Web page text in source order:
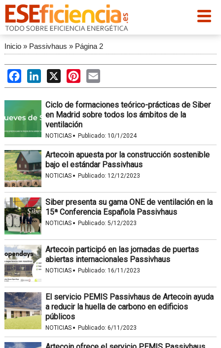
Inicio» Passivhaus » Página 2
FacebookLinkedIn
X PinterestEmail
Ciclo de formaciones teórico-prácticas de Siber
en Madrid sobre todos los ámbitos de la
ventilación
NOTICIAS · Publicado: 10/1/2024
Artecoin apuesta por la construcción sostenible
bajo el estándar Passivhaus
NOTICIAS · Publicado: 12/12/2023
Siber presenta su gama ONE de ventilación en la
15ª Conferencia Española Passivhaus
NOTICIAS · Publicado: 5/12/2023
Artecoin participó en las jornadas de puertas
abiertas internacionales Passivhaus
NOTICIAS · Publicado: 16/11/2023
El servicio PEMIS Passivhaus de Artecoin ayuda
a reducir la huella de carbono en edificios
públicos
NOTICIAS · Publicado: 6/11/2023